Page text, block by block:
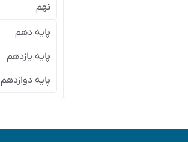
نهم
پایه دهم
پایه یازدهم
پایه دوازدهم